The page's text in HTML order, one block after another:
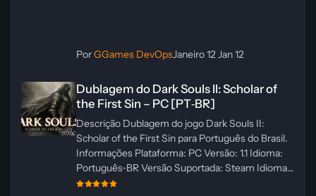
PorGGames DevOpsJaneiro 12Jan 12
Dublagem do Dark Souls II: Scholar of
the First Sin – PC [PT‑BR]
Descrição Dublagem do jogo Dark Souls II:
Scholar of the First Sin para Português do Brasil.
Informações Plataforma: PC Versão: 1.1 Idioma:
Português‑BR Versão Suportada: Steam Idioma
Suportado: Inglês Lançamento: 23/04/2025